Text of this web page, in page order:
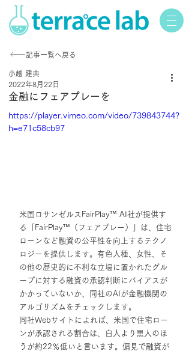
記事一覧へ戻る
金融にフェアプレーを
小越 建典
2022年8月22日
https://player.vimeo.com/video/739843744?
h=e71c58cb97
米国ロサンゼルスFairPlay™ AI社が提供す
る「FairPlay™（フェアプレー）」は、住宅
ローンなど融資の公平性を向上するテクノ
ロジーを提供します。有色人種、女性、そ
の他の歴史的に不利な立場に置かれたグル
ープに対する融資の承認判断にバイアスが
かかっていないか、同社のAIが金融機関の
アルゴリズムをチェックします。
同社Webサイトによれば、米国で住宅ロー
ンが承認される割合は、白人より黒人のほ
うが約22％低いと言います。偏見で融資が